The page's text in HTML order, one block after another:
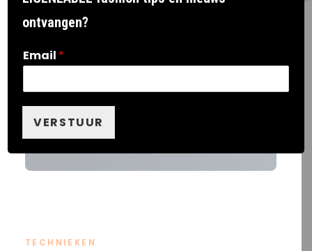
EIGEN LABEL HELPT JE VAN BEGIN
BEN JE AL
GEINSPIREERD?
TECHNIEKEN
ontvangen?
Email *
VERSTUUR